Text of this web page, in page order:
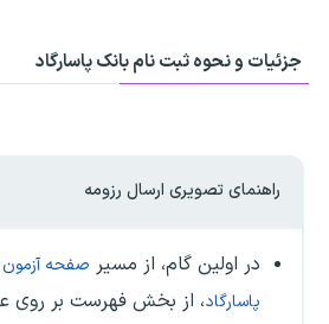
جزئیات و نحوه ثبت نام بانک پاسارگاد
راهنمای تصویری ارسال رزومه
در اولین گام، از مسیر صفحه
پاسارگاد، از بخش فهرست بر روی